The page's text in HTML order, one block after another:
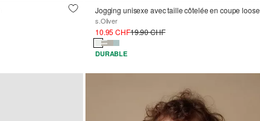
Jogging unisexe avec taille côtelée en coupe loose
s.Oliver
10.95 CHF19.90 CHF
DURABLE